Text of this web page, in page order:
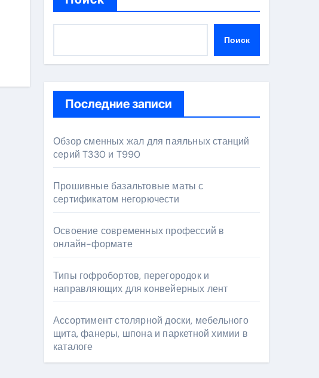
Поиск
Последние записи
Обзор сменных жал для паяльных станций
серий T330 и T990
Прошивные базальтовые маты с
сертификатом негорючести
Освоение современных профессий в
онлайн-формате
Типы гофробортов, перегородок и
направляющих для конвейерных лент
Ассортимент столярной доски, мебельного
щита, фанеры, шпона и паркетной химии в
каталоге